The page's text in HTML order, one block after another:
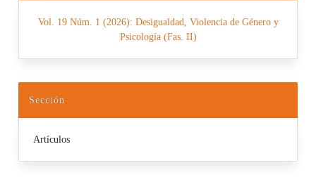
Vol. 19 Núm. 1 (2026): Desigualdad, Violencia de Género y
Psicología (Fas. II)
Sección
Artículos